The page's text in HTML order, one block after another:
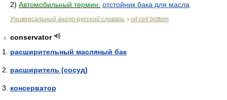
2) Автомобильный термин: отстойник бака для масла
Универсальный англо-русский словарь > oil cell bottom
4
conservator
расширительный масляный бак
расширитель (сосуд)
консерватор